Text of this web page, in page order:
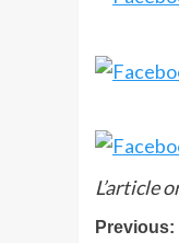
L’article
Post
Previous: